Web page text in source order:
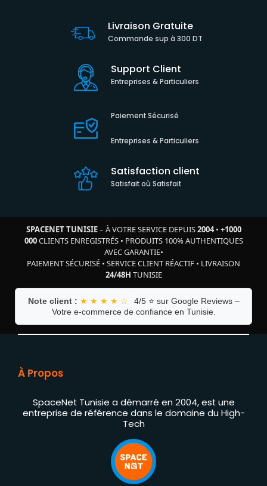
Livraison Gratuite
Commande sup à 300 DT
Support Client
Entreprises & Particuliers
Paiement Sécurisé
Entreprises & Particuliers
Satisfaction client
Satisfait où Satisfait
SPACENET TUNISIE– À VOTRE SERVICE DEPUIS2004• +1000
000CLIENTS ENREGISTRÉS• PRODUITS 100% AUTHENTIQUES
AVEC GARANTIE•
PAIEMENT SÉCURISÉ • SERVICE CLIENT RÉACTIF • LIVRAISON
24/48H TUNISIE
Note client : ★ ★ ★ ★ ☆
4/5 ⭐ sur Google Reviews –
Votre e-commerce de confiance en Tunisie.
À Propos
SpaceNet Tunisie a démarré en 2004, est une
entreprise de référence dans le domaine du High-
Tech